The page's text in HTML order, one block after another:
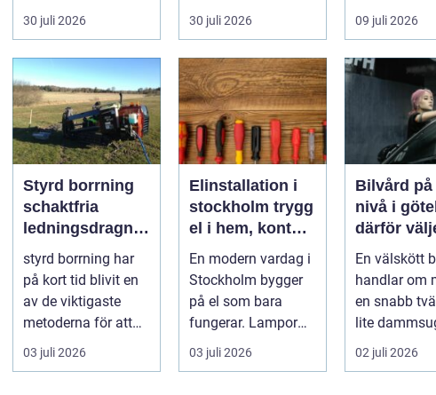
och pris per månad.
Företa...
30 juli 2026
små. Ett
genomtänkt
bloms...
30 juli 2026
damm,
partiklar. I i...
09 juli 2026
Styrd borrning
schaktfria
ledningsdragnin
gar med hög
precision
styrd borrning har
på kort tid blivit en
av de viktigaste
metoderna för att
lägga ner rör och
kablar...
03 juli 2026
Elinstallation i
stockholm trygg
el i hem, kontor
och industri
En modern vardag i
Stockholm bygger
på el som bara
fungerar. Lampor
som tänds när de
ska, trygg strö...
03 juli 2026
Bilvård på
nivå i
därför
många
En välskött
handlar om
en snabb
lite
Lacken slits
vägsalt,
02 juli 2026